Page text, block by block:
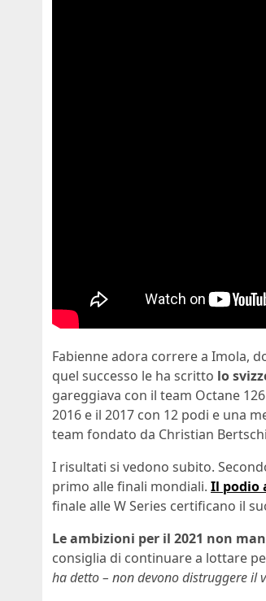
Fabienne adora correre a Imola,
quel successo le ha scritto lo
gareggiava con il team Octane
2016 e il 2017 con 12 podi e una
team fondato da Christian
I risultati si vedono subito.
primo alle finali mondiali. Il podio
finale alle W Series certificano il
Le ambizioni per il 2021 non
consiglia di continuare a lottare
ha detto – non devono distruggere il